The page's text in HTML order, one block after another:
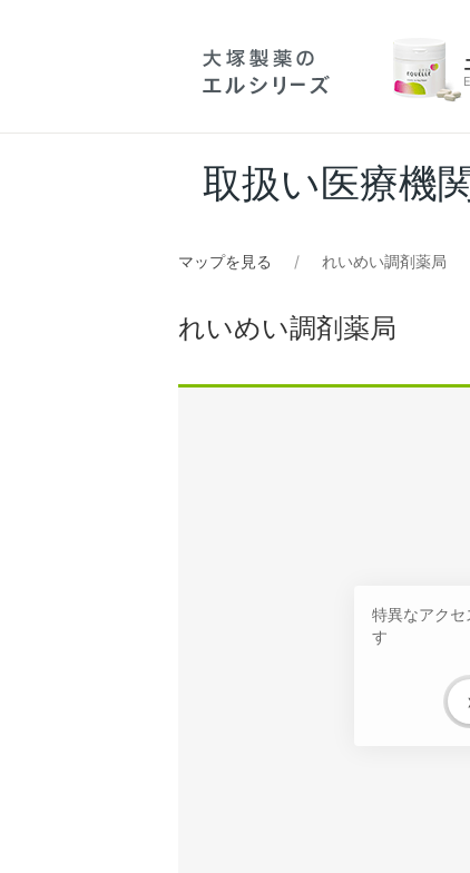
取扱い医療機
マップを見る れいめい調剤薬局
れいめい調剤薬局
特異なアク
す